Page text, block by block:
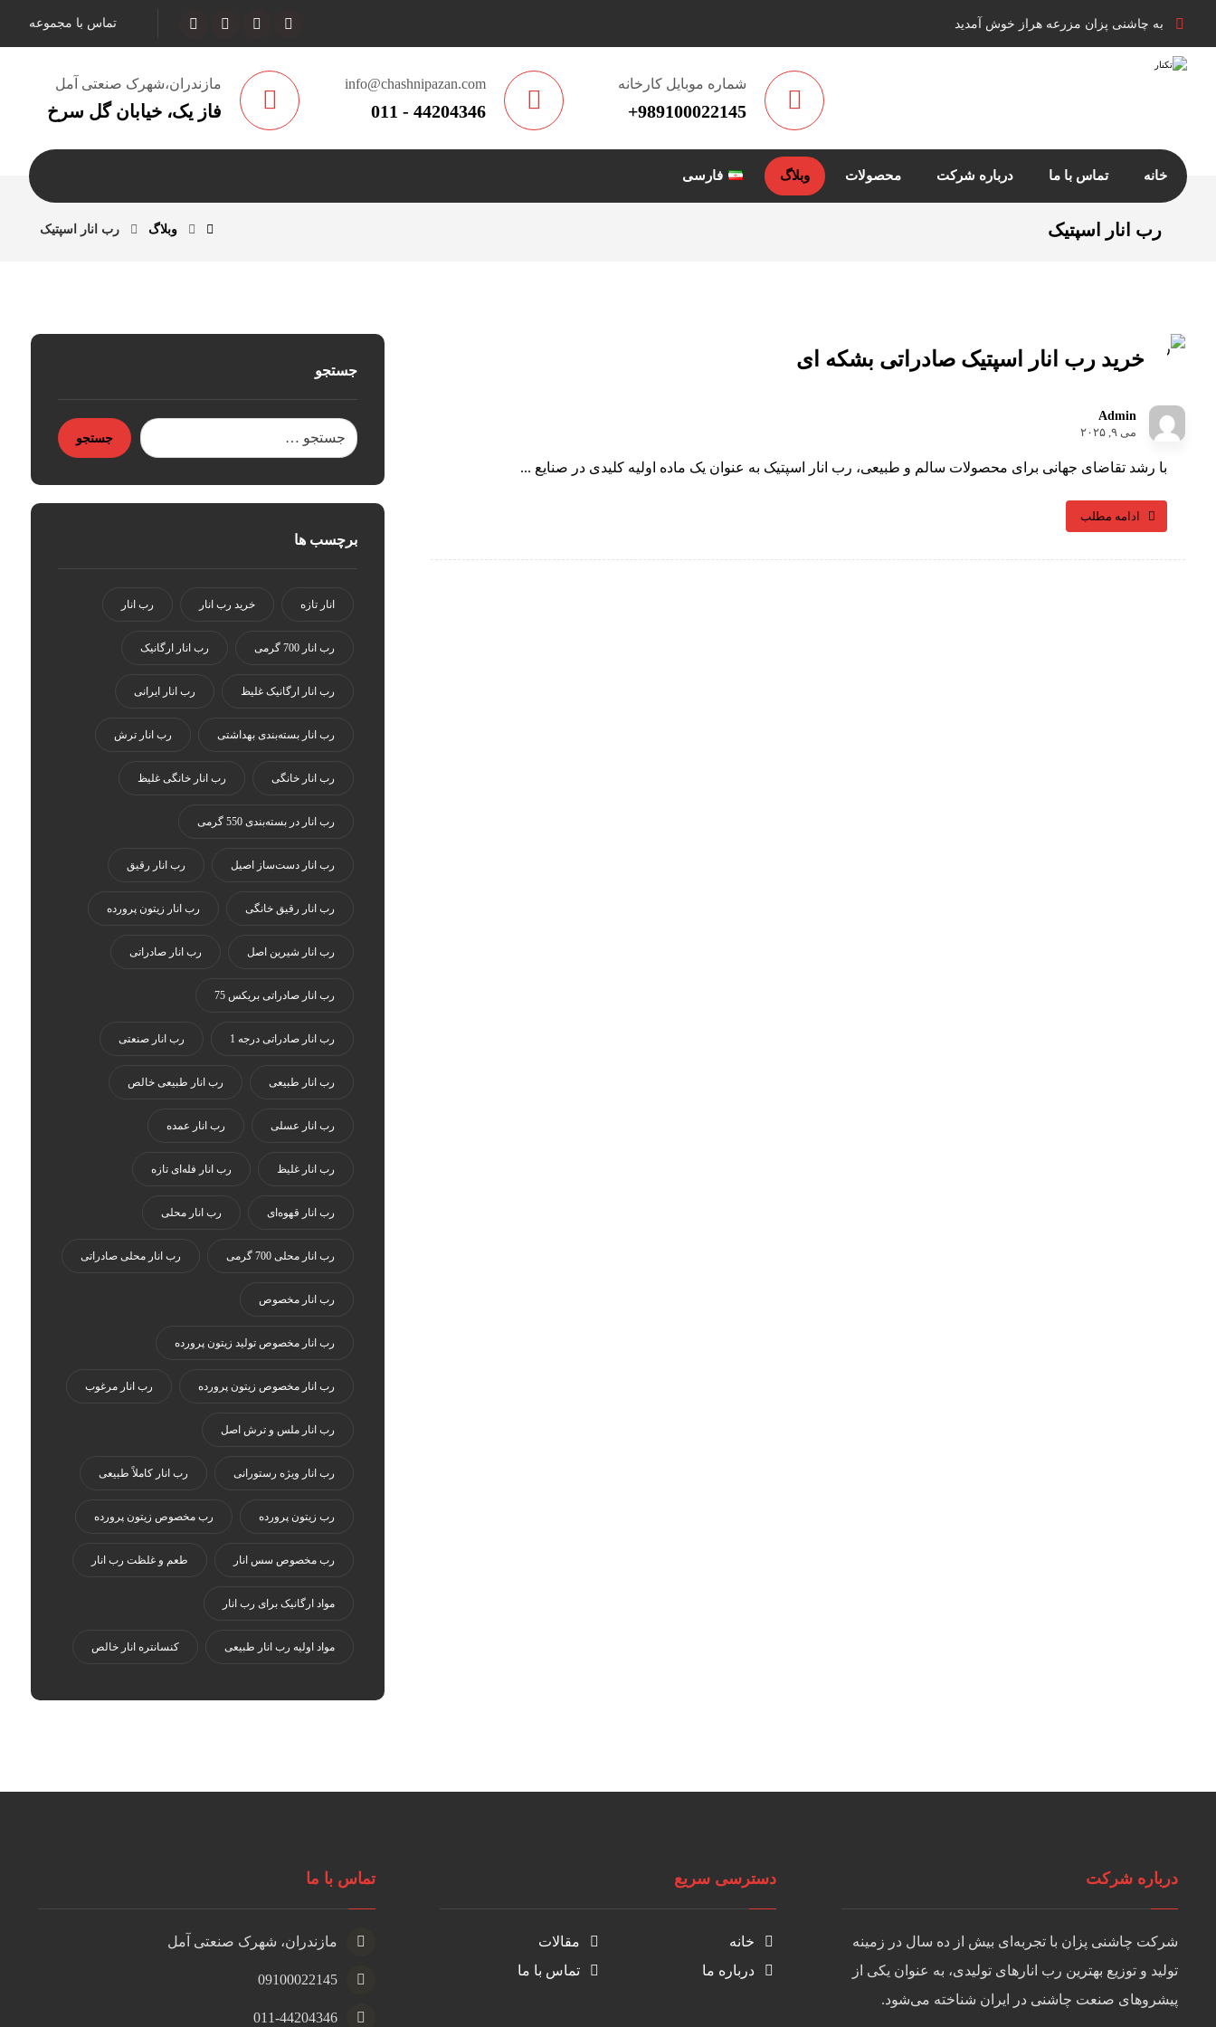
به چاشنی پزان مزرعه هراز خوش آمدید تماس با مجموعه
مازندران،شهرک صنعتی آمل
فاز یک، خیابان گل سرخ
info@chashnipazan.com
44204346 - 011
شماره موبایل کارخانه
989100022145+
خانه تماس با ما درباره شرکت محصولات وبلاگ فارسی
رب انار اسپتیک وبلاگ رب انار اسپتیک
خرید رب انار اسپتیک صادراتی بشکه ای
Admin
می ۹, ۲۰۲۵
با رشد تقاضای جهانی برای محصولات سالم و طبیعی، رب انار اسپتیک به عنوان یک ماده اولیه کلیدی در صنایع ...
ادامه مطلب
جستجو
جستجو
برچسب ها
انار تازه خرید رب انار رب انار
رب انار 700 گرمی رب انار ارگانیک
رب انار ارگانیک غلیظ رب انار ایرانی
رب انار بسته‌بندی بهداشتی رب انار ترش
رب انار خانگی رب انار خانگی غلیظ
رب انار در بسته‌بندی 550 گرمی
رب انار دست‌ساز اصیل رب انار رقیق
رب انار رقیق خانگی رب انار زیتون پرورده
رب انار شیرین اصل رب انار صادراتی
رب انار صادراتی بریکس 75
رب انار صادراتی درجه 1 رب انار صنعتی
رب انار طبیعی رب انار طبیعی خالص
رب انار عسلی رب انار عمده
رب انار غلیظ رب انار فله‌ای تازه
رب انار قهوه‌ای رب انار محلی
رب انار محلی 700 گرمی رب انار محلی صادراتی
رب انار مخصوص
رب انار مخصوص تولید زیتون پرورده
رب انار مخصوص زیتون پرورده رب انار مرغوب
رب انار ملس و ترش اصل
رب انار ویژه رستورانی رب انار کاملاً طبیعی
رب زیتون پرورده رب مخصوص زیتون پرورده
رب مخصوص سس انار طعم و غلظت رب انار
مواد ارگانیک برای رب انار
مواد اولیه رب انار طبیعی کنسانتره انار خالص
درباره شرکت
شرکت چاشنی پزان با تجربه‌ای بیش از ده سال در زمینه
تولید و توزیع بهترین رب انارهای تولیدی، به عنوان یکی از
پیشروهای صنعت چاشنی در ایران شناخته می‌شود.
دسترسی سریع
خانه
مقالات
درباره ما
تماس با ما
تماس با ما
مازندران، شهرک صنعتی آمل
09100022145
011-44204346